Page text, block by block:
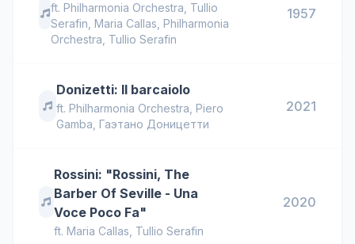
ft.Philharmonia Orchestra Tullio
Serafin ,Maria Callas, Philharmonia
Orchestra, Tullio Serafin
1957
Donizetti: Il barcaiolo
ft. Philharmonia Orchestra Piero
Gamba Гаэтано Доницетти
2021
Rossini: "Rossini, The
Barber Of Seville - Una
Voce Poco Fa"
ft. Maria Callas Tullio Serafin
2020